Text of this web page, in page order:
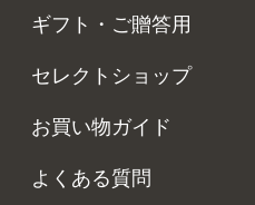
ギフト・ご贈答用
セレクトショップ
お買い物ガイド
よくある質問